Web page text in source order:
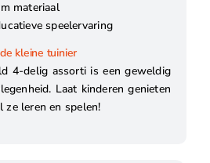
materiaal
speelervaring
kleine tuinier
4-delig assorti is een geweldig
Laat kinderen genieten
leren en spelen!